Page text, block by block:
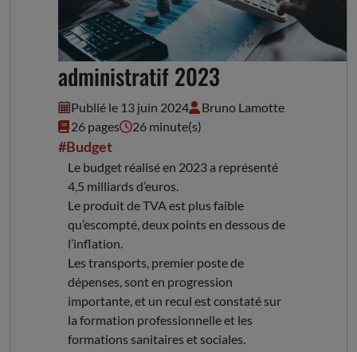
Avis sur le compte
administratif 2023
Publié le 13 juin 2024
Bruno Lamotte
26 pages
26 minute(s)
#Budget
Le budget réalisé en 2023 a représenté
4,5 milliards d’euros.
Le produit de TVA est plus faible
qu’escompté, deux points en dessous de
l’inflation.
Les transports, premier poste de
dépenses, sont en progression
importante, et un recul est constaté sur
la formation professionnelle et les
formations sanitaires et sociales.